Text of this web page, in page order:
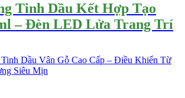
Tinh Dầu Kết Hợp Tạo
– Đèn LED Lửa Trang Trí